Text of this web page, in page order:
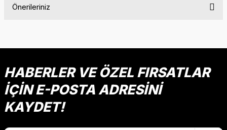
Önerileriniz
Ürün resmi kalitesiz, bozuk veya görüntülenemiyor.
Ürün açıklamasında eksik bilgiler bulunuyor.
HABERLER VE ÖZEL FIRSATLAR
İÇİN E-POSTA ADRESİNİ
KAYDET!